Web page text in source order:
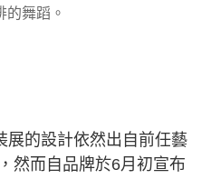
的舞蹈。
展的設計依然出自前任藝
然而自品牌於6月初宣布